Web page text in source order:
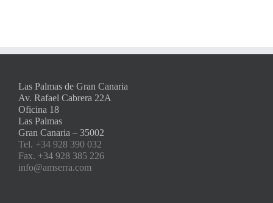
Las Palmas de Gran Canaria
Av. Rafael Cabrera 22A
Oficina 18
Las Palmas
Gran Canaria – 35002
Tel. +34 928 390 032
Fax. +34 928 385 226
info@amserra.com